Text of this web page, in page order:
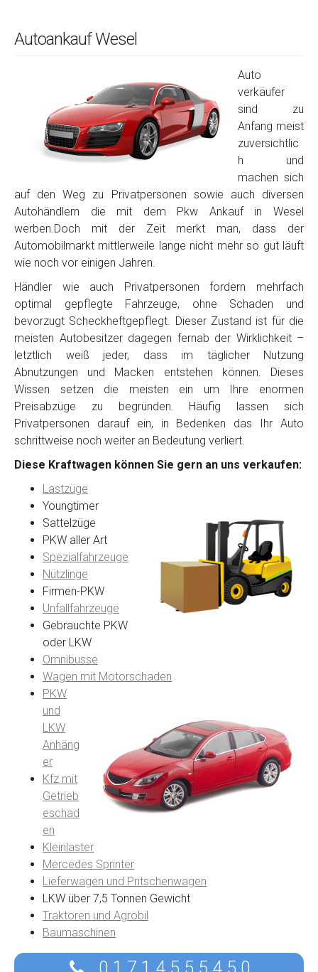
Autoankauf Wesel
Auto
verkäufer
sind zu
Anfang meist
zuversichtlic
h und
machen sich
auf den Weg zu Privatpersonen sowie auch diversen
Autohändlern die mit dem Pkw Ankauf in Wesel
werben.Doch mit der Zeit merkt man, dass der
Automobilmarkt mittlerweile lange nicht mehr so gut läuft
wie noch vor einigen Jahren.
Händler wie auch Privatpersonen fordern mehrfach
optimal gepflegte Fahrzeuge, ohne Schaden und
bevorzugt Scheckheftgepflegt. Dieser Zustand ist für die
meisten Autobesitzer dagegen fernab der Wirklichkeit –
letztlich weiß jeder, dass im täglicher Nutzung
Abnutzungen und Macken entstehen können. Dieses
Wissen setzen die meisten ein um Ihre enormen
Preisabzüge zu begründen. Häufig lassen sich
Privatpersonen darauf ein, in Bedenken das Ihr Auto
schrittweise noch weiter an Bedeutung verliert.
Diese Kraftwagen können Sie gern an uns verkaufen:
Lastzüge
Youngtimer
Sattelzüge
PKW aller Art
Spezialfahrzeuge
Nützlinge
Firmen-PKW
Unfallfahrzeuge
Gebrauchte PKW
oder LKW
Omnibusse
Wagen mit Motorschaden
PKW
und
LKW
Anhäng
er
Kfz mit
Getrieb
eschad
en
Kleinlaster
Mercedes Sprinter
Lieferwagen und Pritschenwagen
LKW über 7,5 Tonnen Gewicht
Traktoren und Agrobil
Baumaschinen